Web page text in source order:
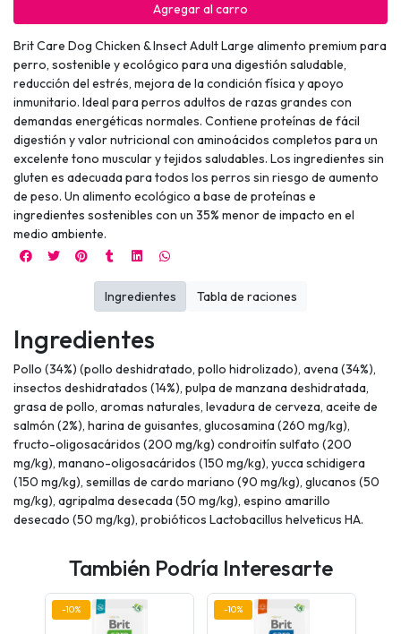
Agregar al carro
Brit Care Dog Chicken & Insect Adult Large alimento premium para
perro, sostenible y ecológico para una digestión saludable,
reducción del estrés, mejora de la condición física y apoyo
inmunitario. Ideal para perros adultos de razas grandes con
demandas energéticas normales. Contiene proteínas de fácil
digestión y valor nutricional con aminoácidos completos para un
excelente tono muscular y tejidos saludables. Los ingredientes sin
gluten es adecuada para todos los perros sin riesgo de aumento
de peso. Un alimento ecológico a base de proteínas e
ingredientes sostenibles con un 35% menor de impacto en el
medio ambiente.
Ingredientes
Pollo (34%) (pollo deshidratado, pollo hidrolizado), avena (34%),
insectos deshidratados (14%), pulpa de manzana deshidratada,
grasa de pollo, aromas naturales, levadura de cerveza, aceite de
salmón (2%), harina de guisantes, glucosamina (260 mg/kg),
fructo-oligosacáridos (200 mg/kg) condroitín sulfato (200
mg/kg), manano-oligosacáridos (150 mg/kg), yucca schidigera
(150 mg/kg), semillas de cardo mariano (90 mg/kg), glucanos (50
mg/kg), agripalma desecada (50 mg/kg), espino amarillo
desecado (50 mg/kg), probióticos Lactobacillus helveticus HA.
Ingredientes Tabla de raciones
También Podría Interesarte
-10% -10%